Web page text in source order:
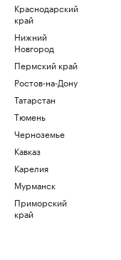
Краснодарский
край
Нижний
Новгород
Пермский край
Ростов-на-Дону
Татарстан
Тюмень
Черноземье
Кавказ
Карелия
Мурманск
Приморский
край